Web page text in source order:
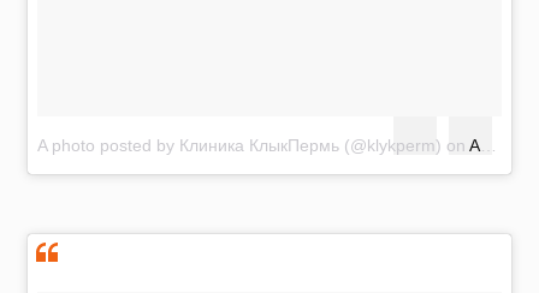
A photo posted by Клиника КлыкПермь (@klykperm) onAug 10, 2016 at 4:20am PDT